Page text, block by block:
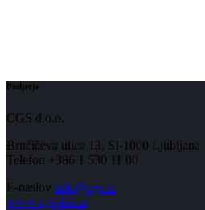
Podjetje
CGS d.o.o.
Brnčičeva ulica 13, SI-1000 Ljubljana
Telefon +386 1 530 11 00
E-naslov info@cgs.si
www.cgsplus.si